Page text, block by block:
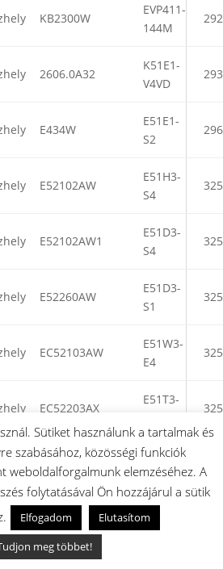
KB2300W
EVP411-
144M
2606.0A32
K51E1-
V4VD
E434W
E51E1-
S2
E52102AW
E51H3-
S4
E52102AW1
E51D3-
S4
E52260AW
E51D3-
S1
EC52103AW
E51W3-
E4
EC52203AX
E51T3-
EC52303AW
E51U3-
E3
EC52203AW
E51T3-
E3
Sütiket használunk a tartalmak és
szabásához, közösségi funkciók
weboldalforgalmunk elemzéséhez. A
folytatásával Ön hozzájárul a sütik
Elfogadom
Elutasítom
meg többet!